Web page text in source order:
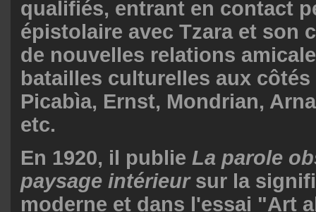
qualifiés, entrant en contact
épistolaire avec Tzara et son
de nouvelles relations
batailles culturelles aux
Picabìa, Ernst, Mondrian,
etc.
En 1920, il publie La parole
paysage intérieursur la
moderne et dans l'essai "Art